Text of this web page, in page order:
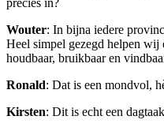
precies in?
Wouter: In bijna iedere
Heel simpel gezegd helpen wij
houdbaar, bruikbaar en
Ronald: Dat is een mondvol,
Kirsten: Dit is echt een